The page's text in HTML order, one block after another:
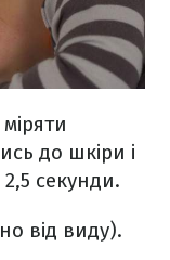
до шкіри і
секунди.
від виду).